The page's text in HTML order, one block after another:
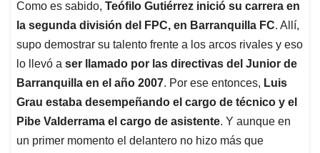
Como es sabido, Teófilo Gutiérrez inició su carrera en
la segunda división del FPC, en Barranquilla FC. Allí,
supo demostrar su talento frente a los arcos rivales y eso
lo llevó a ser llamado por las directivas del Junior de
Barranquilla en el año 2007. Por ese entonces, Luis
Grau estaba desempeñando el cargo de técnico y el
Pibe Valderrama el cargo de asistente. Y aunque en
un primer momento el delantero no hizo más que